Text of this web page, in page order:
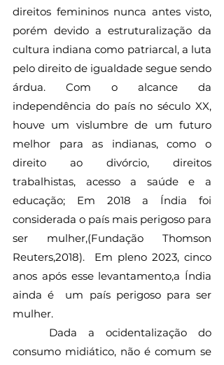
direitos femininos nunca antes visto,
porém devido a estruturalização da
cultura indiana como patriarcal, a luta
pelo direito de igualdade segue sendo
árdua. Com o alcance da
independência do país no século XX,
houve um vislumbre de um futuro
melhor para as indianas, como o
direito ao divórcio, direitos
trabalhistas, acesso a saúde e a
educação; Em 2018 a Índia foi
considerada o país mais perigoso para
ser mulher,(Fundação Thomson
Reuters,2018).  Em pleno 2023, cinco
anos após esse levantamento,a Índia
ainda é  um país perigoso para ser
mulher.
consumo midiático, não é comum se